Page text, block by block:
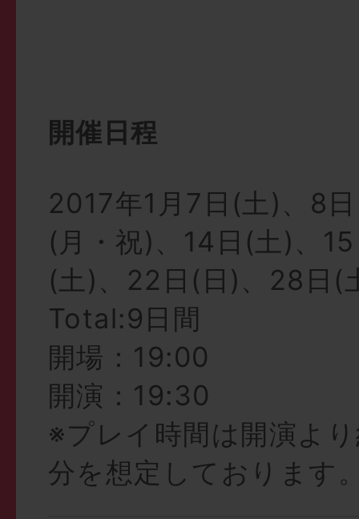
開催日程
2017年1月7日(土)、8
(月・祝)、14日(土)、
(土)、22日(日)、28日(
Total:9日間
開場：19:00
開演：19:30
※プレイ時間は開演よ
分を想定しております